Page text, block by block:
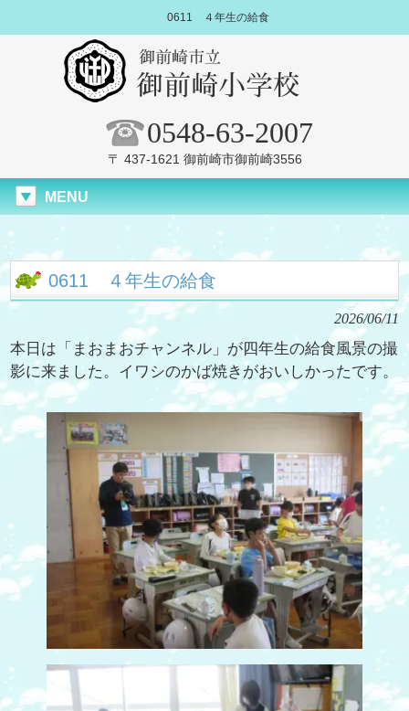
0611 ４年生の給食
0548-63-2007
〒 437-1621 御前崎市御前崎3556
MENU
0611 ４年生の給食
2026/06/11
本日は「まおまおチャンネル」が四年生の給食風景の撮
影に来ました。イワシのかば焼きがおいしかったです。